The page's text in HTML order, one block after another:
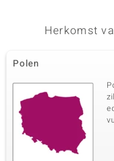
Herkomst
Polen